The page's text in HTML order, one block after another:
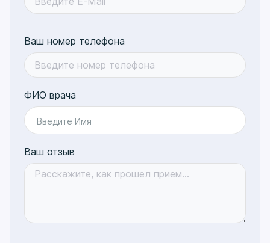
Ваш номер телефона
ФИО врача
Введите Имя
Ваш отзыв